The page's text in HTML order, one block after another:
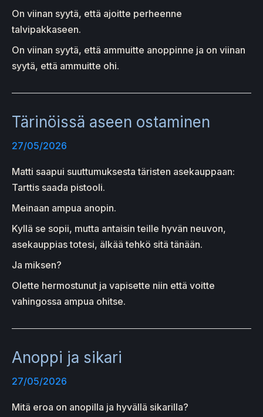
On viinan syytä, että ajoitte perheenne
talvipakkaseen.
On viinan syytä, että ammuitte anoppinne ja on viinan
syytä, että ammuitte ohi.
Tärinöissä aseen ostaminen
27/05/2026
Matti saapui suuttumuksesta täristen asekauppaan:
Tarttis saada pistooli.
Meinaan ampua anopin.
Kyllä se sopii, mutta antaisin teille hyvän neuvon,
asekauppias totesi, älkää tehkö sitä tänään.
Ja miksen?
Olette hermostunut ja vapisette niin että voitte
vahingossa ampua ohitse.
Anoppi ja sikari
27/05/2026
Mitä eroa on anopilla ja hyvällä sikarilla?